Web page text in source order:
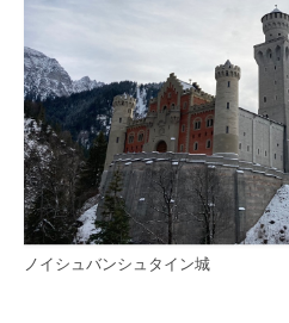
短期海外研修
海外研修報告会
短期海外研修先一覧
海外研修先の探し方
ノイシュバンシュタイン城